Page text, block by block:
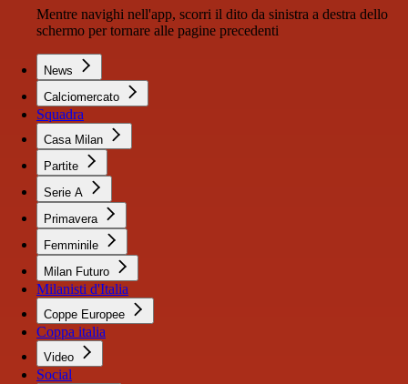
Mentre navighi nell'app, scorri il dito da sinistra a destra dello
schermo per tornare alle pagine precedenti
News
Calciomercato
Squadra
Casa Milan
Partite
Serie A
Primavera
Femminile
Milan Futuro
Milanisti d'Italia
Coppe Europee
Coppa italia
Video
Social